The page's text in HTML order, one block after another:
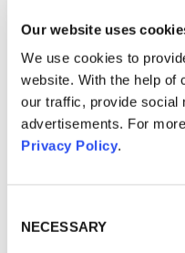
Our website uses
We use cookies to
website. With the help of
our traffic, provide social
advertisements. For
Privacy Policy.
Selection
NECESSARY
war, den Dialog
fördern, teilten
persönlichen
sie sich
befähigten, ihre
Marke zu